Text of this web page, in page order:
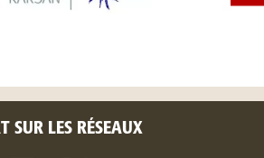
SUR LES RÉSEAUX